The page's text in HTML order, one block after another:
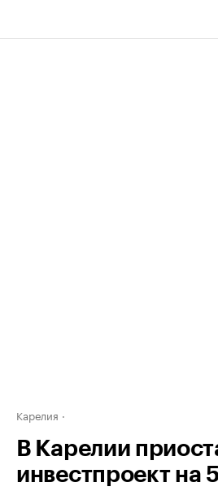
Карелия
В Карелии
инвестпроект на